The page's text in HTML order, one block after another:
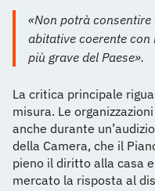
«Non potrà
abitative coerente
più grave del Paese».
La critica principale
misura. Le
anche durante
della Camera, che il
pieno il diritto alla casa
mercato la risposta al